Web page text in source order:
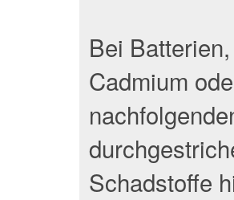
Bei
Cadmium
Schadstoffe